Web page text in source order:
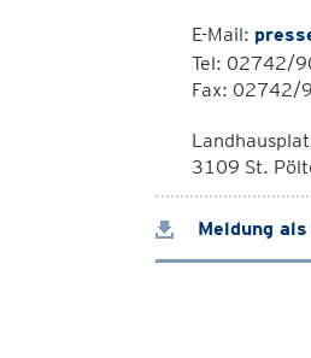
E-Mail:
Tel: 02742/
Fax: 02742/
3109 St.
Meldung